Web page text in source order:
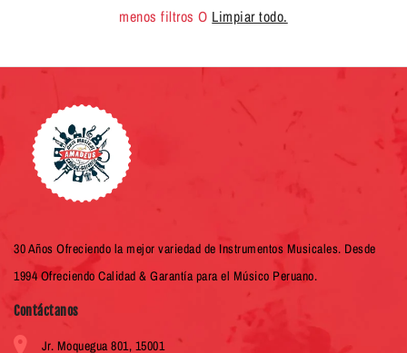
menos filtros O Limpiar todo.
30 Años Ofreciendo la mejor variedad de Instrumentos Musicales. Desde
1994 Ofreciendo Calidad & Garantía para el Músico Peruano.
Contáctanos
Jr. Moquegua 801, 15001